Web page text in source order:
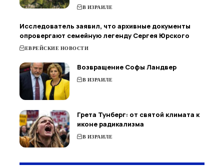
В ИЗРАИЛЕ
Исследователь заявил, что архивные документы
опровергают семейную легенду Сергея Юрского
ЕВРЕЙСКИЕ НОВОСТИ
Возвращение Софы Ландвер
В ИЗРАИЛЕ
Грета Тунберг: от святой климата к
иконе радикализма
В ИЗРАИЛЕ